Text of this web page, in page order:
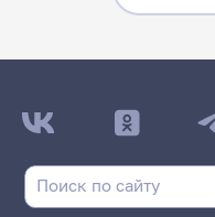
Поиск по рубрикам